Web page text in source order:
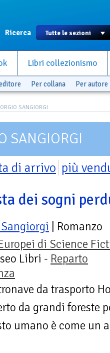
Ricerca
Libri collezionismo
Per collana Per autore
SANGIORGI
SANGIORGI
di arrivo più
dei sogni
| Romanzo
di Science
Libri - Reparto
da trasporto
da grandi foreste
umano è come un